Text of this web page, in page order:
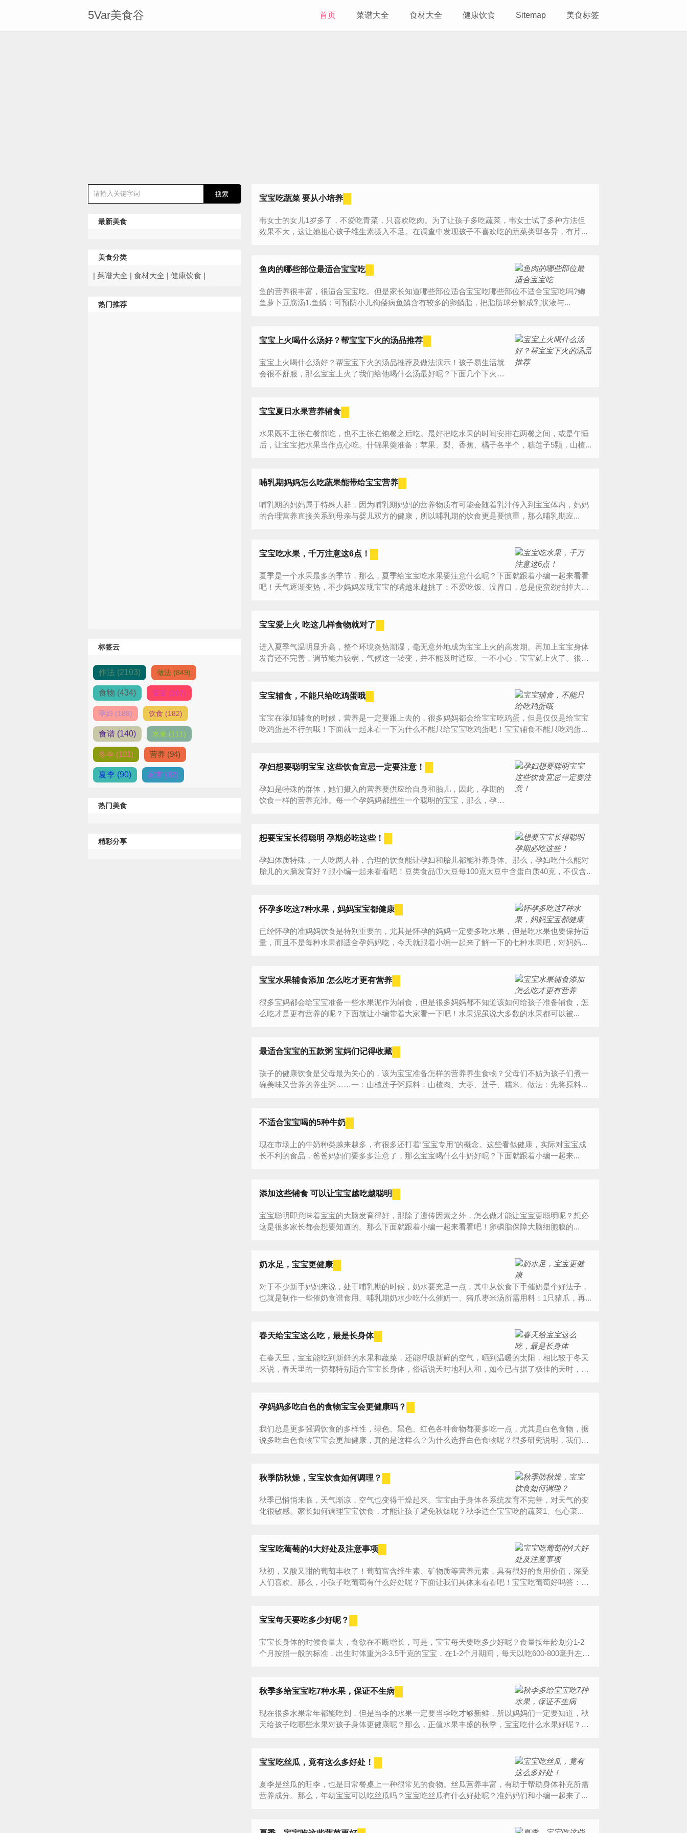
5Var美食谷 首页 菜谱大全 食材大全 健康饮食 Sitemap 美食标签
最新美食
美食分类
| 菜谱大全 | 食材大全 | 健康饮食 |
热门推荐
标签云
作法 (2103) 做法 (849)
食物 (434) 宝宝 (207)
孕妇 (188) 饮食 (182)
食谱 (140) 水果 (111)
冬季 (101) 营养 (94)
夏季 (90) 家常 (82)
热门美食
精彩分享
宝宝吃蔬菜 要从小培养
韦女士的女儿1岁多了，不爱吃青菜，只喜欢吃肉。为了让孩子多吃蔬菜，韦女士试了多种方法但
效果不大，这让她担心孩子维生素摄入不足。在调查中发现孩子不喜欢吃的蔬菜类型各异，有芹...
鱼肉的哪些部位最适合宝宝吃
鱼的营养很丰富，很适合宝宝吃。但是家长知道哪些部位适合宝宝吃哪些部位不适合宝宝吃吗?鲫
鱼萝卜豆腐汤1.鱼鳞：可预防小儿佝偻病鱼鳞含有较多的卵鳞脂，把脂肪球分解成乳状液与...
宝宝上火喝什么汤好？帮宝宝下火的汤品推荐
宝宝上火喝什么汤好？帮宝宝下火的汤品推荐及做法演示！孩子易生活就
会很不舒服，那么宝宝上火了我们给他喝什么汤最好呢？下面几个下火的
宝宝夏日水果营养辅食
水果既不主张在餐前吃，也不主张在饱餐之后吃。最好把吃水果的时间安排在两餐之间，或是午睡
后，让宝宝把水果当作点心吃。什锦果羮准备：苹果、梨、香蕉、橘子各半个，糖莲子5颗，山楂...
哺乳期妈妈怎么吃蔬果能带给宝宝营养
哺乳期的妈妈属于特殊人群，因为哺乳期妈妈的营养物质有可能会随着乳汁传入到宝宝体内，妈妈
的合理营养直接关系到母亲与婴儿双方的健康，所以哺乳期的饮食更是要慎重，那么哺乳期应...
宝宝吃水果，千万注意这6点！
夏季是一个水果最多的季节，那么，夏季给宝宝吃水果要注意什么呢？下面就跟着小编一起来看看
吧！天气逐渐变热，不少妈妈发现宝宝的嘴越来越挑了：不爱吃饭、没胃口，总是使蛮劲拍掉大人
宝宝爱上火 吃这几样食物就对了
进入夏季气温明显升高，整个环境炎热潮湿，毫无意外地成为宝宝上火的高发期。再加上宝宝身体
发育还不完善，调节能力较弱，气候这一转变，并不能及时适应。一不小心，宝宝就上火了。很
宝宝辅食，不能只给吃鸡蛋哦
宝宝在添加辅食的时候，营养是一定要跟上去的，很多妈妈都会给宝宝吃鸡蛋，但是仅仅是给宝宝
吃鸡蛋是不行的哦！下面就一起来看一下为什么不能只给宝宝吃鸡蛋吧！宝宝辅食不能只吃鸡蛋...
孕妇想要聪明宝宝 这些饮食宜忌一定要注意！
孕妇是特殊的群体，她们摄入的营养要供应给自身和胎儿，因此，孕期的
饮食一样的营养充沛。每一个孕妈妈都想生一个聪明的宝宝，那么，孕妇
想要宝宝长得聪明 孕期必吃这些！
孕妇体质特殊，一人吃两人补，合理的饮食能让孕妇和胎儿都能补养身体。那么，孕妇吃什么能对
胎儿的大脑发育好？跟小编一起来看看吧！豆类食品①大豆每100克大豆中含蛋白质40克，不仅含...
怀孕多吃这7种水果，妈妈宝宝都健康
已经怀孕的准妈妈饮食是特别重要的，尤其是怀孕的妈妈一定要多吃水果，但是吃水果也要保持适
量，而且不是每种水果都适合孕妈妈吃，今天就跟着小编一起来了解一下的七种水果吧，对妈妈...
宝宝水果辅食添加 怎么吃才更有营养
很多宝妈都会给宝宝准备一些水果泥作为辅食，但是很多妈妈都不知道该如何给孩子准备辅食，怎
么吃才是更有营养的呢？下面就让小编带着大家看一下吧！水果泥虽说大多数的水果都可以被...
最适合宝宝的五款粥 宝妈们记得收藏
孩子的健康饮食是父母最为关心的，该为宝宝准备怎样的营养养生食物？父母们不妨为孩子们煮一
碗美味又营养的养生粥……一：山楂莲子粥原料：山楂肉、大枣、莲子、糯米。做法：先将原料...
不适合宝宝喝的5种牛奶
现在市场上的牛奶种类越来越多，有很多还打着“宝宝专用”的概念。这些看似健康，实际对宝宝成
长不利的食品，爸爸妈妈们要多多注意了，那么宝宝喝什么牛奶好呢？下面就跟着小编一起来...
添加这些辅食 可以让宝宝越吃越聪明
宝宝聪明即意味着宝宝的大脑发育得好，那除了遗传因素之外，怎么做才能让宝宝更聪明呢？想必
这是很多家长都会想要知道的。那么下面就跟着小编一起来看看吧！卵磷脂保障大脑细胞膜的...
奶水足，宝宝更健康
对于不少新手妈妈来说，处于哺乳期的时候，奶水要充足一点，其中从饮食下手催奶是个好法子，
也就是制作一些催奶食谱食用。哺乳期奶水少吃什么催奶一、猪爪枣米汤所需用料：1只猪爪，再...
春天给宝宝这么吃，最是长身体
在春天里，宝宝能吃到新鲜的水果和蔬菜，还能呼吸新鲜的空气，晒到温暖的太阳，相比较于冬天
来说，春天里的一切都特别适合宝宝长身体，俗话说天时地利人和，如今已占据了极佳的天时，最
孕妈妈多吃白色的食物宝宝会更健康吗？
我们总是更多强调饮食的多样性，绿色、黑色、红色各种食物都要多吃一点，尤其是白色食物，据
说多吃白色食物宝宝会更加健康，真的是这样么？为什么选择白色食物呢？很多研究说明，我们每
秋季防秋燥，宝宝饮食如何调理？
秋季已悄悄来临，天气渐凉，空气也变得干燥起来。宝宝由于身体各系统发育不完善，对天气的变
化很敏感。家长如何调理宝宝饮食，才能让孩子避免秋燥呢？秋季适合宝宝吃的蔬菜1、包心菜...
宝宝吃葡萄的4大好处及注意事项
秋初，又酸又甜的葡萄丰收了！葡萄富含维生素、矿物质等营养元素，具有很好的食用价值，深受
人们喜欢。那么，小孩子吃葡萄有什么好处呢？下面让我们具体来看看吧！宝宝吃葡萄好吗答：宝
宝宝每天要吃多少好呢？
宝宝长身体的时候食量大，食欲在不断增长，可是，宝宝每天要吃多少好呢？食量按年龄划分1-2
个月按照一般的标准，出生时体重为3-3.5千克的宝宝，在1-2个月期间，每天以吃600-800毫升左右
秋季多给宝宝吃7种水果，保证不生病
现在很多水果常年都能吃到，但是当季的水果一定要当季吃才够新鲜，所以妈妈们一定要知道，秋
天给孩子吃哪些水果对孩子身体更健康呢？那么，正值水果丰盛的秋季，宝宝吃什么水果好呢？
宝宝吃丝瓜，竟有这么多好处！
夏季是丝瓜的旺季，也是日常餐桌上一种很常见的食物。丝瓜营养丰富，有助于帮助身体补充所需
营养成分。那么，年幼宝宝可以吃丝瓜吗？宝宝吃丝瓜有什么好处呢？准妈妈们和小编一起来了...